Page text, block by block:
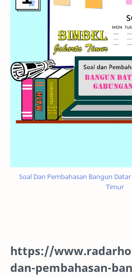
Soal Dan Pembahasan Bangun
Timur
https://
dan-pembahasan-